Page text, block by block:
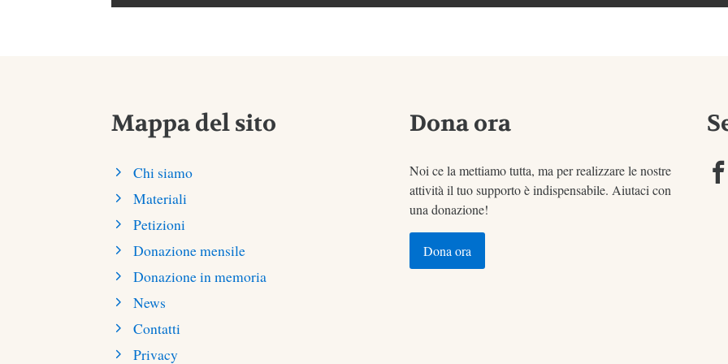
Mappa del sito
Chi siamo
Materiali
Petizioni
Donazione mensile
Donazione in memoria
News
Contatti
Privacy
Dona ora
Noi ce la mettiamo tutta, ma per realizzare le nostre
attività il tuo supporto è indispensabile. Aiutaci con
una donazione!
Dona ora